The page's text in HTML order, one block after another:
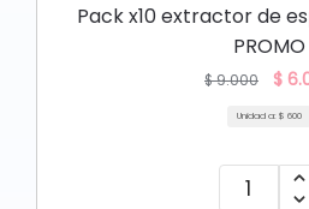
Pack x10 extractor de
PROMO
$9.000 $
Unidad a: $ 600